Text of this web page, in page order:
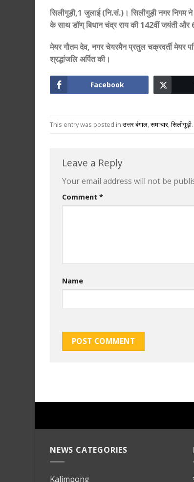
सिलीगुड़ी,1 जुलाई (नि.सं.)। सिलीगुड़ी नगर निगम
के साथ डॉण् बिधान चंद्र राय की 142वीं जयंती और
मेयर गौतम देव, नगर चेयरमैन प्रतुल चक्रवर्ती मेयर
श्रद्धांजलि अर्पित की।
Facebook
This entry was posted inउत्तर बंगाल,समाचार,सिलीगुड़ी
Leave a Reply
Your email address will not be
Comment *
Name
NEWS CATEGORIES
Kalimpong